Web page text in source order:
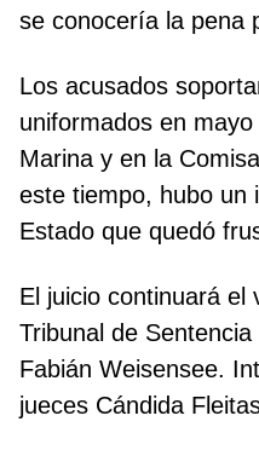
se conocería la pena
Los acusados
uniformados en
Marina y en la
este tiempo, hubo un
Estado que quedó
El juicio continuará el
Tribunal de
Fabián Weisensee.
jueces Cándida